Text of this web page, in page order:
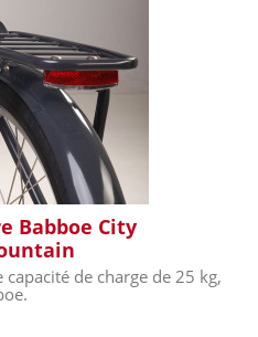
Babboe City
de charge de 25 kg,